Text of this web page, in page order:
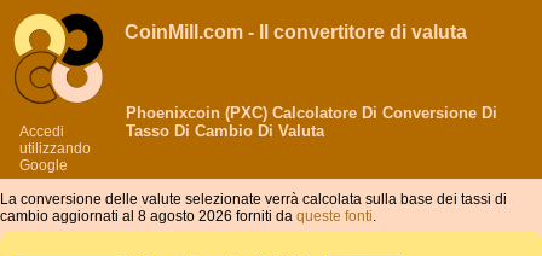
Accedi
utilizzando
Google
CoinMill.com - Il convertitore di valuta
Phoenixcoin (PXC) Calcolatore Di Conversione Di
Tasso Di Cambio Di Valuta
La conversione delle valute selezionate verrà calcolata sulla base dei tassi di
cambio aggiornati al 8 agosto 2026 forniti da queste fonti.